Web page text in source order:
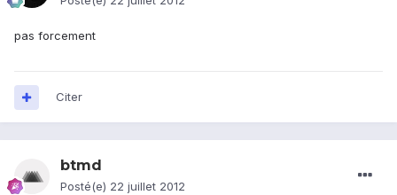
pas forcement
Citer
btmd
Posté(e) 22 juillet 2012